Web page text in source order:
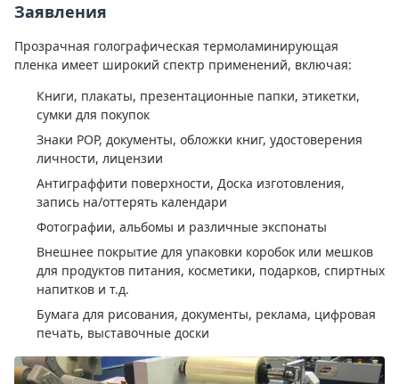
Заявления
Прозрачная голографическая термоламинирующая
пленка имеет широкий спектр применений, включая:
Книги, плакаты, презентационные папки, этикетки,
сумки для покупок
Знаки POP, документы, обложки книг, удостоверения
личности, лицензии
Антиграффити поверхности, Доска изготовления,
запись на/оттерять календари
Фотографии, альбомы и различные экспонаты
Внешнее покрытие для упаковки коробок или мешков
для продуктов питания, косметики, подарков, спиртных
напитков и т.д.
Бумага для рисования, документы, реклама, цифровая
печать, выставочные доски